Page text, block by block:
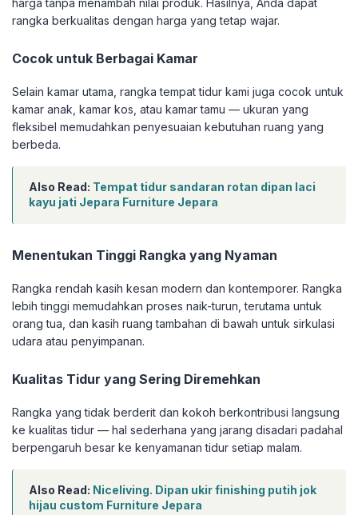
harga tanpa menambah nilai produk. Hasilnya, Anda dapat
rangka berkualitas dengan harga yang tetap wajar.
Cocok untuk Berbagai Kamar
Selain kamar utama, rangka tempat tidur kami juga cocok untuk
kamar anak, kamar kos, atau kamar tamu — ukuran yang
fleksibel memudahkan penyesuaian kebutuhan ruang yang
berbeda.
Also Read: Tempat tidur sandaran rotan dipan laci
kayu jati Jepara Furniture Jepara
Menentukan Tinggi Rangka yang Nyaman
Rangka rendah kasih kesan modern dan kontemporer. Rangka
lebih tinggi memudahkan proses naik-turun, terutama untuk
orang tua, dan kasih ruang tambahan di bawah untuk sirkulasi
udara atau penyimpanan.
Kualitas Tidur yang Sering Diremehkan
Rangka yang tidak berderit dan kokoh berkontribusi langsung
ke kualitas tidur — hal sederhana yang jarang disadari padahal
berpengaruh besar ke kenyamanan tidur setiap malam.
Also Read: Niceliving. Dipan ukir finishing putih jok
hijau custom Furniture Jepara